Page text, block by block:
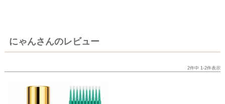
にゃんさんのレビュー
2件中 1-2件表示